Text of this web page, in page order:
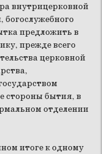
внутрицерковной
богослужебного
предложить в
прежде всего
церковной
стороны бытия, в
отделении
итоге к одному